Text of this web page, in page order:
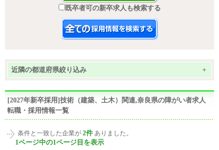
既卒者可の新卒求人も検索する
近隣の都道府県絞り込み +
[2027年新卒採用]技術（建築、土木）関連,奈良県の障がい者求人
転職・採用情報一覧
条件と一致した企業が 2件 ありました。
1ページ中の1ページ目を表示